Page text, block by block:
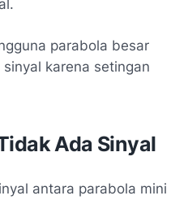
parabola besar
karena setingan
Ada Sinyal
antara parabola mini